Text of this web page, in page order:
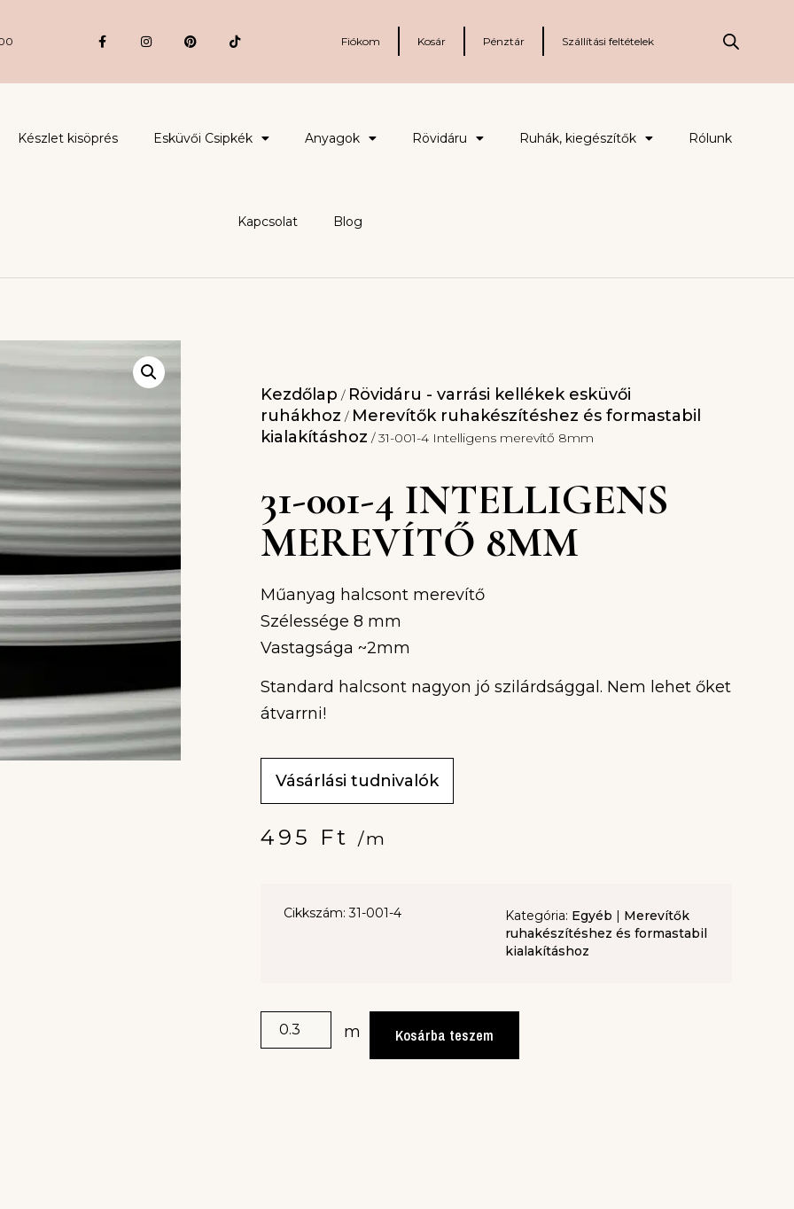
Fiókom Kosár Pénztár Szállítási feltételek
Készlet kisöprés Esküvői Csipkék Anyagok Rövidáru Ruhák, kiegészítők Rólunk
Kapcsolat Blog
Kezdőlap / Rövidáru - varrási kellékek esküvői
ruhákhoz / Merevítők ruhakészítéshez és formastabil
kialakításhoz / 31-001-4 Intelligens merevítő 8mm
31-001-4 INTELLIGENS
MEREVÍTŐ 8MM
Műanyag halcsont merevítő
Szélessége 8 mm
Vastagsága ~2mm
Standard halcsont nagyon jó szilárdsággal. Nem lehet őket
átvarrni!
Vásárlási tudnivalók
495 Ft /m
Cikkszám: 31-001-4 Kategória: Egyéb | Merevítők
ruhakészítéshez és formastabil
kialakításhoz
m Kosárba teszem